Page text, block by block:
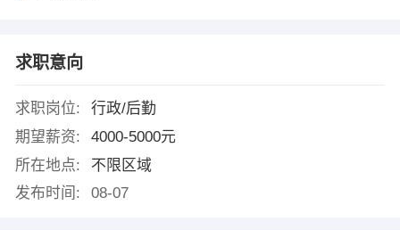
求职意向
求职岗位:
行政/后勤
期望薪资:
4000-5000元
所在地点:
不限区域
发布时间:
08-07